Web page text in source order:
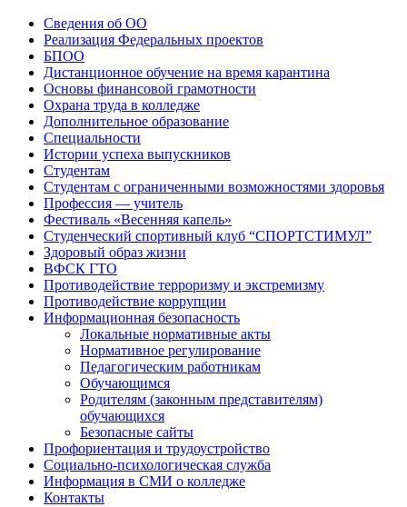
Сведения об ОО
Реализация Федеральных проектов
БПОО
Дистанционное обучение на время карантина
Основы финансовой грамотности
Охрана труда в колледже
Дополнительное образование
Специальности
Истории успеха выпускников
Студентам
Студентам с ограниченными возможностями здоровья
Профессия — учитель
Фестиваль «Весенняя капель»
Студенческий спортивный клуб “СПОРТСТИМУЛ”
Здоровый образ жизни
ВФСК ГТО
Противодействие терроризму и экстремизму
Противодействие коррупции
Информационная безопасность
Локальные нормативные акты
Нормативное регулирование
Педагогическим работникам
Обучающимся
Родителям (законным представителям)
обучающихся
Безопасные сайты
Профориентация и трудоустройство
Социально-психологическая служба
Информация в СМИ о колледже
Контакты